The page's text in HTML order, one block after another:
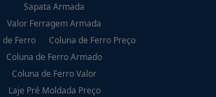
Sapata Armada
Valor Ferragem Armada
de Ferro
Coluna de Ferro Preço
Coluna de Ferro Armado
Coluna de Ferro Valor
Laje Pré Moldada Preço